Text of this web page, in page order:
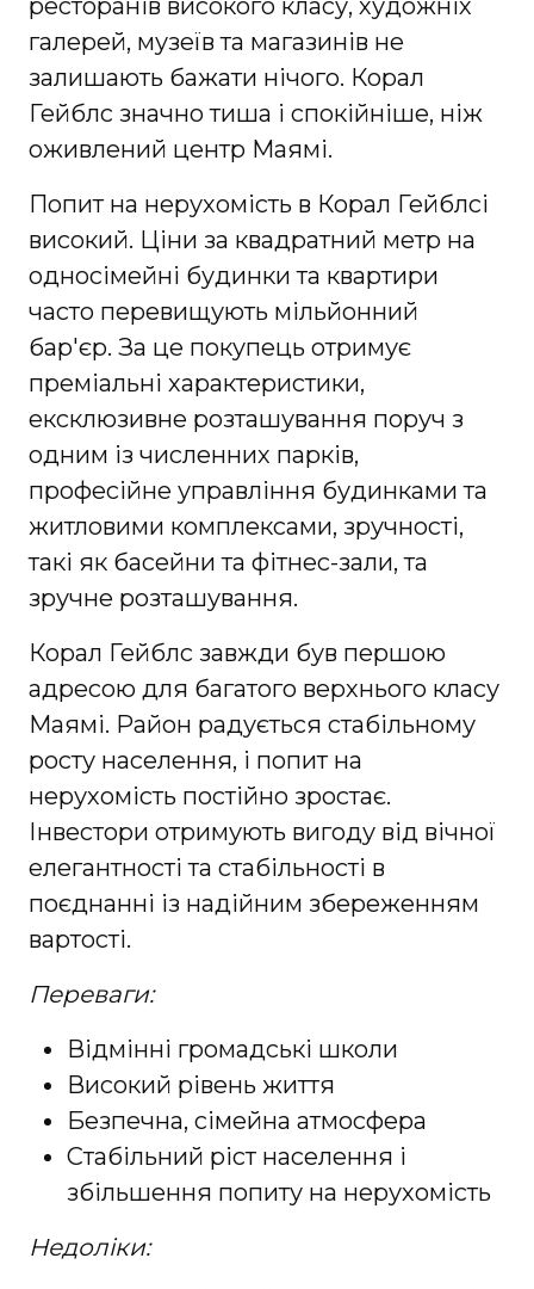
ресторанів високого класу, художніх
галерей, музеїв та магазинів не
залишають бажати нічого. Корал
Гейблс значно тиша і спокійніше, ніж
оживлений центр Маямі.
Попит на нерухомість в Корал Гейблсі
високий. Ціни за квадратний метр на
односімейні будинки та квартири
часто перевищують мільйонний
бар'єр. За це покупець отримує
преміальні характеристики,
ексклюзивне розташування поруч з
одним із численних парків,
професійне управління будинками та
житловими комплексами, зручності,
такі як басейни та фітнес-зали, та
зручне розташування.
Корал Гейблс завжди був першою
адресою для багатого верхнього класу
Маямі. Район радується стабільному
росту населення, і попит на
нерухомість постійно зростає.
Інвестори отримують вигоду від вічної
елегантності та стабільності в
поєднанні із надійним збереженням
вартості.
Переваги:
Відмінні громадські школи
Високий рівень життя
Безпечна, сімейна атмосфера
Стабільний ріст населення і
збільшення попиту на нерухомість
Недоліки: